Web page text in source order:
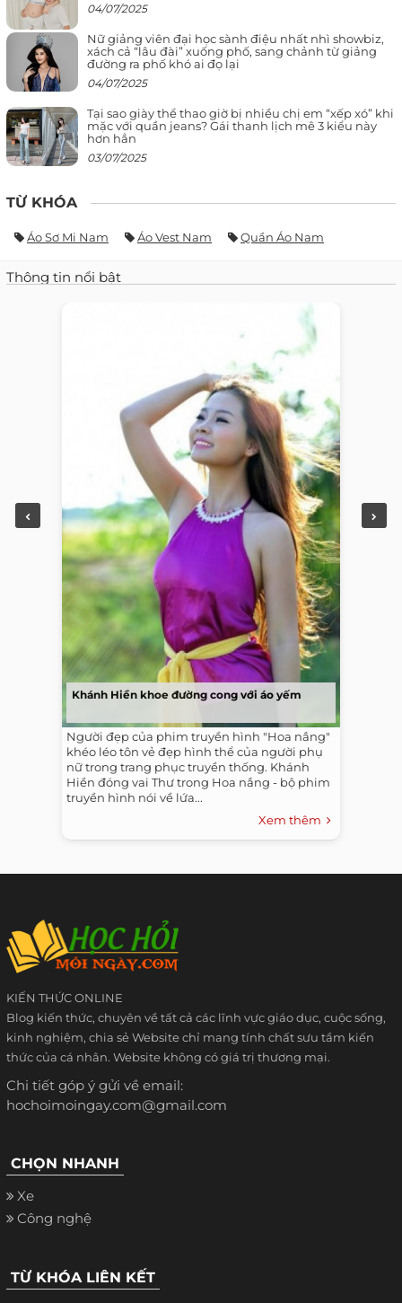
04/07/2025
Nữ giảng viên đại học sành điệu nhất nhì showbiz,
xách cả “lâu đài” xuống phố, sang chảnh từ giảng
đường ra phố khó ai đọ lại
04/07/2025
Tại sao giày thể thao giờ bị nhiều chị em “xếp xó” khi
mặc với quần jeans? Gái thanh lịch mê 3 kiểu này
hơn hẳn
03/07/2025
TỪ KHÓA
Áo Sơ Mi Nam Áo Vest Nam Quần Áo Nam
Thông tin nổi bật
Khánh Hiền khoe đường cong với áo yếm
Người đẹp của phim truyền hình "Hoa nắng"
khéo léo tôn vẻ đẹp hình thể của người phụ
nữ trong trang phục truyền thống. Khánh
Hiền đóng vai Thư trong Hoa nắng - bộ phim
truyền hình nói về lứa...
Xem thêm
KIẾN THỨC ONLINE
Blog kiến thức, chuyên về tất cả các lĩnh vực giáo dục, cuộc sống,
kinh nghiệm, chia sẻ Website chỉ mang tính chất sưu tầm kiến
thức của cá nhân. Website không có giá trị thương mại.
Chi tiết góp ý gửi về email:
hochoimoingay.com@gmail.com
CHỌN NHANH
Xe
Công nghệ
TỪ KHÓA LIÊN KẾT